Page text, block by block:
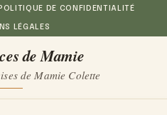
POLITIQUE DE CONFIDENTIALITÉ
LÉGALES
de Mamie
de Mamie Colette